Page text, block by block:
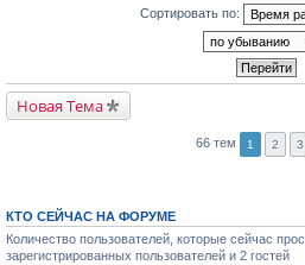
Сортировать по:
Новая Тема
66 тем 1 2 3
КТО СЕЙЧАС НА ФОРУМЕ
Количество пользователей, которые сейчас
зарегистрированных пользователей и 2 гостей